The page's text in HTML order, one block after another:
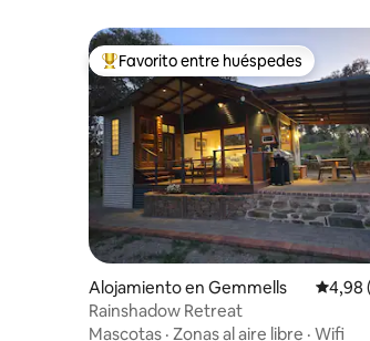
Favorito entre los huéspedes más
Favorito entre huéspedes
Alojamiento en Gemmells
4,98
Rainshadow Retreat
Mascotas · Zonas al aire libre · Wifi